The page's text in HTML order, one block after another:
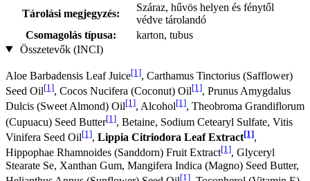
Tárolási megjegyzés:
Száraz, hűvös helyen és fénytől
védve tárolandó
Csomagolás típusa:
karton, tubus
Összetevők (INCI)
Aloe Barbadensis Leaf Juice[1], Carthamus Tinctorius (Safflower)
Seed Oil[1], Cocos Nucifera (Coconut) Oil[1], Prunus Amygdalus
Dulcis (Sweet Almond) Oil[1], Alcohol[1], Theobroma Grandiflorum
(Cupuacu) Seed Butter[1], Betaine, Sodium Cetearyl Sulfate, Vitis
Vinifera Seed Oil[1], Lippia Citriodora Leaf Extract[1],
Hippophae Rhamnoides (Sanddorn) Fruit Extract[1], Glyceryl
Stearate Se, Xanthan Gum, Mangifera Indica (Magno) Seed Butter,
[1]